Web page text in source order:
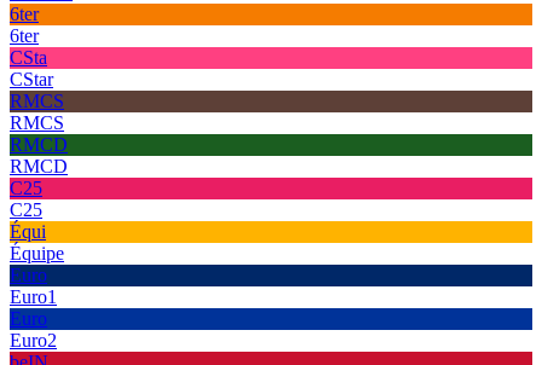
6ter
6ter
CSta
CStar
RMCS
RMCS
RMCD
RMCD
C25
C25
Équi
Équipe
Euro
Euro1
Euro
Euro2